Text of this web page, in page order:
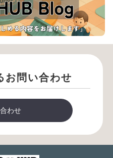
お問い合わせ
わせ